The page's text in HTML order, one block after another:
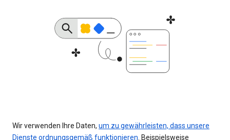
Wir verwenden Ihre Daten, um zu gewährleisten, dass unsere
Dienste ordnungsgemäß funktionieren . Beispielsweise